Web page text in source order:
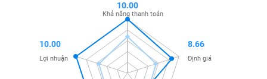
10.00
Khả năng thanh toán
8.66
Định giá
10.00
Lợi nhuận